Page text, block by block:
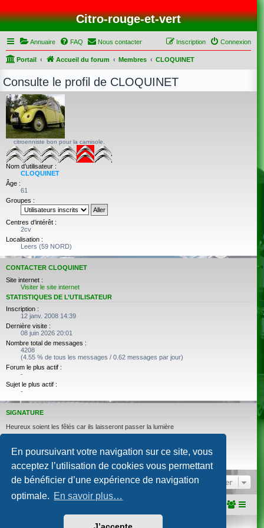
En poursuivant votre navigation sur ce site, vous
acceptez l’utilisation de cookies vous permettant
de bénéficier d’une expérience de navigation
optimale. En savoir plus…
Citro-rouge-et-vert
Annuaire FAQ Nous contacter Connexion
Inscription
Portail Accueil du forum Membres CLOQUINET
Consulte le profil de CLOQUINET
citroenniste bon pour la camisole.
Nom d’utilisateur :
CLOQUINET
Âge :
61
Groupes :
Centres d’intérêt :
2cv
Localisation :
Leers (59 NORD)
CONTACTER CLOQUINET
Site internet :
Visiter le site internet
STATISTIQUES DE L’UTILISATEUR
Inscription :
12 janv. 2008 14:39
Dernière visite :
08 juin 2026 20:01
Nombre total de messages :
4208
(4.55 % de tous les messages / 0.62 messages par jour)
Forum le plus actif :
-
Sujet le plus actif :
-
SIGNATURE
Heureux soient les fêlés car ils laisseront passer la lumière
--------------------------------------------
Albertine, 2cv AZKA bleu Céleste de 1986
Bosie, 2cv AKS 400 noire de 1974
Aller
phpBB® Forum Software © phpBB Limited